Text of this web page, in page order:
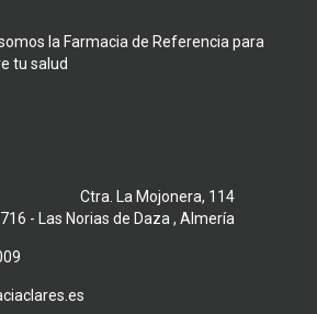
la Farmacia de Referencia para
tu salud
Ctra. La Mojonera, 114
- Las Norias de Daza , Almería